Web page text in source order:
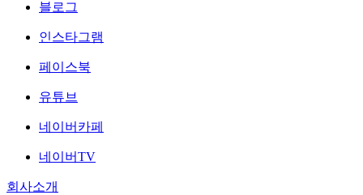
블로그
인스타그램
페이스북
유튜브
네이버카페
네이버TV
회사소개